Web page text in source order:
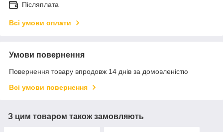
Післяплата
Всі умови оплати
Умови повернення
Повернення товару впродовж 14 днів за домовленістю
Всі умови повернення
З цим товаром також замовляють